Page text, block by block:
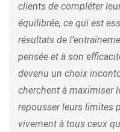
clients de compléter
équilibrée, ce qui est
résultats de
pensée et à son
devenu un choix
cherchent à maximiser
repousser leurs limites
vivement à tous ceux